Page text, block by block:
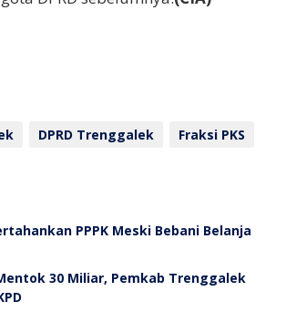
DPRD Trenggalek
Fraksi PKS
PPPK Meski Bebani Belanja
30 Miliar, Pemkab Trenggalek